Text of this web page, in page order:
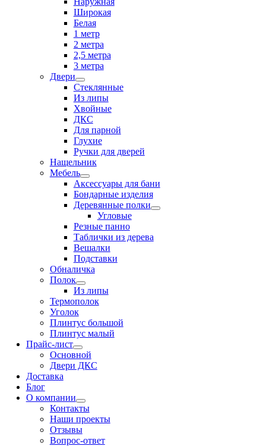
Широкая
Белая
1 метр
2 метра
2,5 метра
3 метра
Двери
Стеклянные
Из липы
Хвойные
ДКС
Для парной
Глухие
Ручки для дверей
Нащельник
Мебель
Аксессуары для бани
Бондарные изделия
Деревянные полки
Угловые
Резные панно
Таблички из дерева
Вешалки
Подставки
Обналичка
Полок
Из липы
Термополок
Уголок
Плинтус большой
Плинтус малый
Прайс-лист
Основной
Двери ДКС
Доставка
Блог
О компании
Контакты
Наши проекты
Отзывы
Вопрос-ответ